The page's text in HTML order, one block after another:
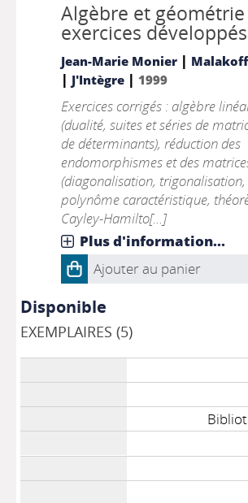
Algèbre et géométrie
exercices développés
Jean-Marie Monier |
| J'Intègre| 1999
Exercices corrigés : algèbre
(dualité, suites et séries de
de déterminants), réduction des
endomorphismes et des
(diagonalisation, trigonalisation,
polynôme caractéristique,
Cayley-Hamilto[...]
Plus d'information...
Ajouter au panier
Disponible
EXEMPLAIRES (5)